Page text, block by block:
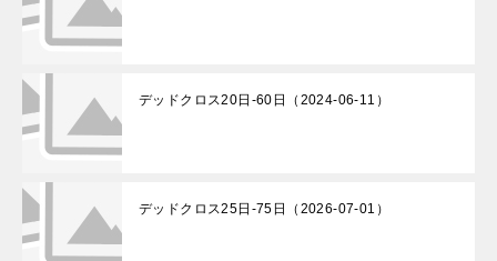
デッドクロス20日-60日（2024-06-11）
デッドクロス25日-75日（2026-07-01）